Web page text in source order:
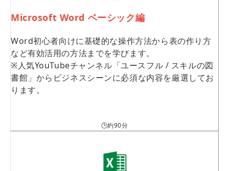
Microsoft Word ベーシック編
Word初心者向けに基礎的な操作方法から表の作り方
など有効活用の方法までを学びます。
※人気YouTubeチャンネル「ユースフル / スキルの図
書館」からビジネスシーンに必須な内容を厳選してお
ります。
🕒約90分